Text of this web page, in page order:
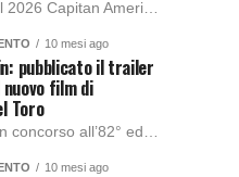
10 mesi ago
pubblicato il trailer
film di
Toro
10 mesi ago